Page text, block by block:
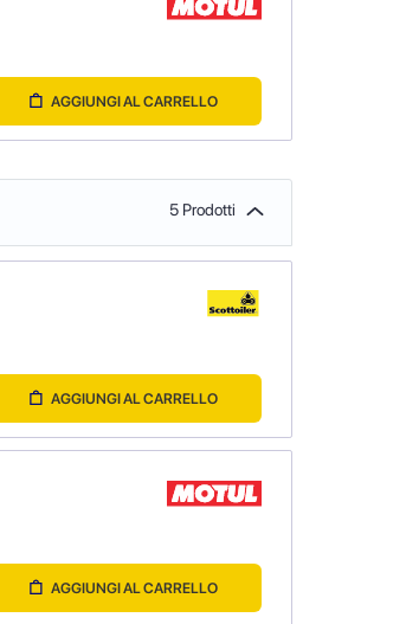
AGGIUNGI AL CARRELLO
5 Prodotti
AGGIUNGI AL CARRELLO
AGGIUNGI AL CARRELLO